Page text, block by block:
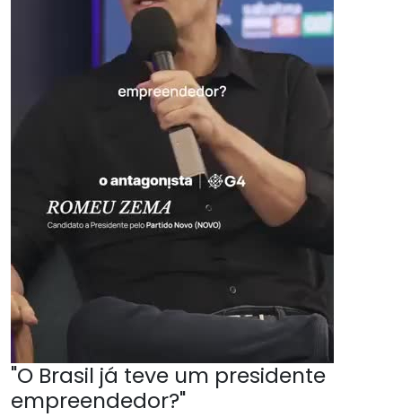
"O Brasil já teve um presidente
empreendedor?"